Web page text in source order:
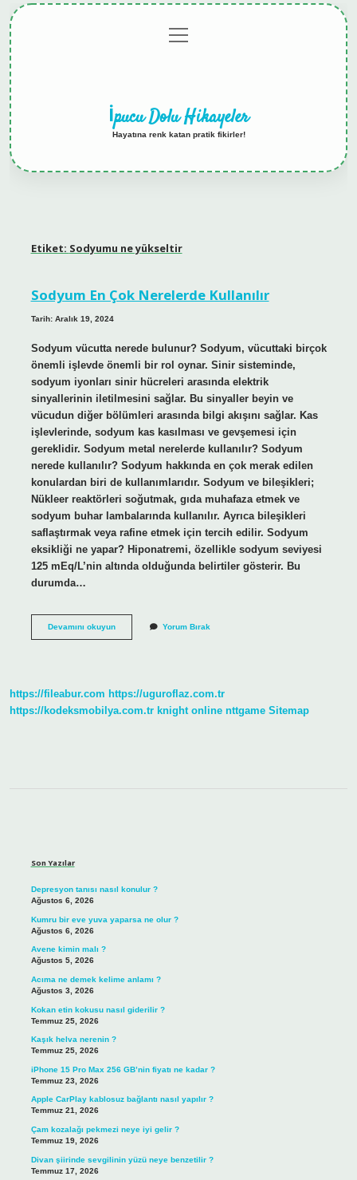
menüyü
aç
İpucu Dolu Hikayeler
Hayatına renk katan pratik fikirler!
Etiket: Sodyumu ne yükseltir
Sodyum En Çok Nerelerde Kullanılır
Tarih: Aralık 19, 2024
Sodyum vücutta nerede bulunur? Sodyum, vücuttaki birçok
önemli işlevde önemli bir rol oynar. Sinir sisteminde,
sodyum iyonları sinir hücreleri arasında elektrik
sinyallerinin iletilmesini sağlar. Bu sinyaller beyin ve
vücudun diğer bölümleri arasında bilgi akışını sağlar. Kas
işlevlerinde, sodyum kas kasılması ve gevşemesi için
gereklidir. Sodyum metal nerelerde kullanılır? Sodyum
nerede kullanılır? Sodyum hakkında en çok merak edilen
konulardan biri de kullanımlarıdır. Sodyum ve bileşikleri;
Nükleer reaktörleri soğutmak, gıda muhafaza etmek ve
sodyum buhar lambalarında kullanılır. Ayrıca bileşikleri
saflaştırmak veya rafine etmek için tercih edilir. Sodyum
eksikliği ne yapar? Hiponatremi, özellikle sodyum seviyesi
125 mEq/L’nin altında olduğunda belirtiler gösterir. Bu
durumda…
Devamını okuyunSodyum
Yorum Bırak
https://fileabur.com https://uguroflaz.com.tr
https://kodeksmobilya.com.tr knight online nttgame Sitemap
Son Yazılar
Depresyon tanısı nasıl konulur ?
Ağustos 6, 2026
Kumru bir eve yuva yaparsa ne olur ?
Ağustos 6, 2026
Avene kimin malı ?
Ağustos 5, 2026
Acıma ne demek kelime anlamı ?
Ağustos 3, 2026
Kokan etin kokusu nasıl giderilir ?
Temmuz 25, 2026
Kaşık helva nerenin ?
Temmuz 25, 2026
iPhone 15 Pro Max 256 GB’nin fiyatı ne kadar ?
Temmuz 23, 2026
Apple CarPlay kablosuz bağlantı nasıl yapılır ?
Temmuz 21, 2026
Çam kozalağı pekmezi neye iyi gelir ?
Temmuz 19, 2026
Divan şiirinde sevgilinin yüzü neye benzetilir ?
Temmuz 17, 2026